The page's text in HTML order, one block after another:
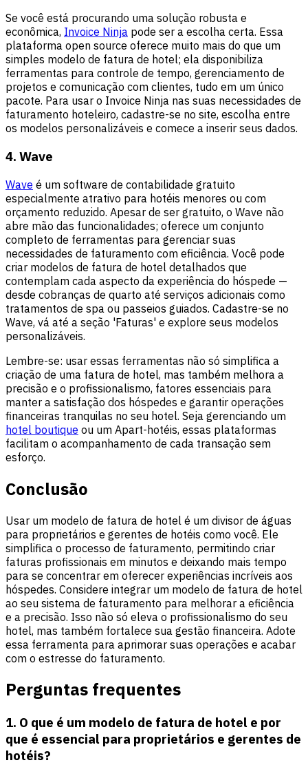
Se você está procurando uma solução robusta e
econômica, Invoice Ninja pode ser a escolha certa. Essa
plataforma open source oferece muito mais do que um
simples modelo de fatura de hotel; ela disponibiliza
ferramentas para controle de tempo, gerenciamento de
projetos e comunicação com clientes, tudo em um único
pacote. Para usar o Invoice Ninja nas suas necessidades de
faturamento hoteleiro, cadastre-se no site, escolha entre
os modelos personalizáveis e comece a inserir seus dados.
4. Wave
Wave é um software de contabilidade gratuito
especialmente atrativo para hotéis menores ou com
orçamento reduzido. Apesar de ser gratuito, o Wave não
abre mão das funcionalidades; oferece um conjunto
completo de ferramentas para gerenciar suas
necessidades de faturamento com eficiência. Você pode
criar modelos de fatura de hotel detalhados que
contemplam cada aspecto da experiência do hóspede —
desde cobranças de quarto até serviços adicionais como
tratamentos de spa ou passeios guiados. Cadastre-se no
Wave, vá até a seção 'Faturas' e explore seus modelos
personalizáveis.
Lembre-se: usar essas ferramentas não só simplifica a
criação de uma fatura de hotel, mas também melhora a
precisão e o profissionalismo, fatores essenciais para
manter a satisfação dos hóspedes e garantir operações
financeiras tranquilas no seu hotel. Seja gerenciando um
hotel boutique ou um Apart-hotéis, essas plataformas
facilitam o acompanhamento de cada transação sem
esforço.
Conclusão
Usar um modelo de fatura de hotel é um divisor de águas
para proprietários e gerentes de hotéis como você. Ele
simplifica o processo de faturamento, permitindo criar
faturas profissionais em minutos e deixando mais tempo
para se concentrar em oferecer experiências incríveis aos
hóspedes. Considere integrar um modelo de fatura de hotel
ao seu sistema de faturamento para melhorar a eficiência
e a precisão. Isso não só eleva o profissionalismo do seu
hotel, mas também fortalece sua gestão financeira. Adote
essa ferramenta para aprimorar suas operações e acabar
com o estresse do faturamento.
Perguntas frequentes
1. O que é um modelo de fatura de hotel e por
que é essencial para proprietários e gerentes de
hotéis?